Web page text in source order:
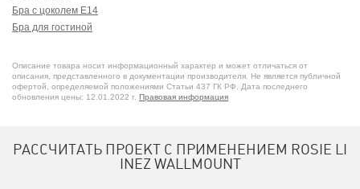
Бра с цоколем E14
Бра для гостиной
Описание товара носит информационный характер и может отличаться от
описания, представленного в документации производителя. Не является публичной
офертой, определяемой положениями Статьи 437 ГК РФ. Дата последнего
обновления цены: 12.01.2022 г. Правовая информация
РАССЧИТАТЬ ПРОЕКТ С ПРИМЕНЕНИЕМ ROSIE LI
INEZ WALLMOUNT